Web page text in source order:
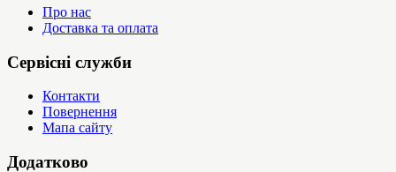
Про нас
Доставка та оплата
Сервісні служби
Контакти
Повернення
Мапа сайту
Додатково